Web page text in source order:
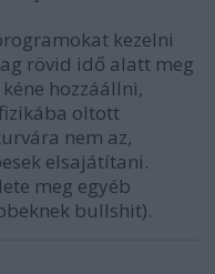
kezelni
rövid idő alatt meg
hozzáállni,
oltott
nem az,
elsajátítani.
meg egyéb
bullshit).